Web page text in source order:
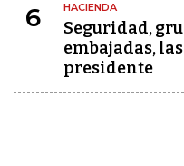
6 HACIENDA
Seguridad,
embajadas,
presidente